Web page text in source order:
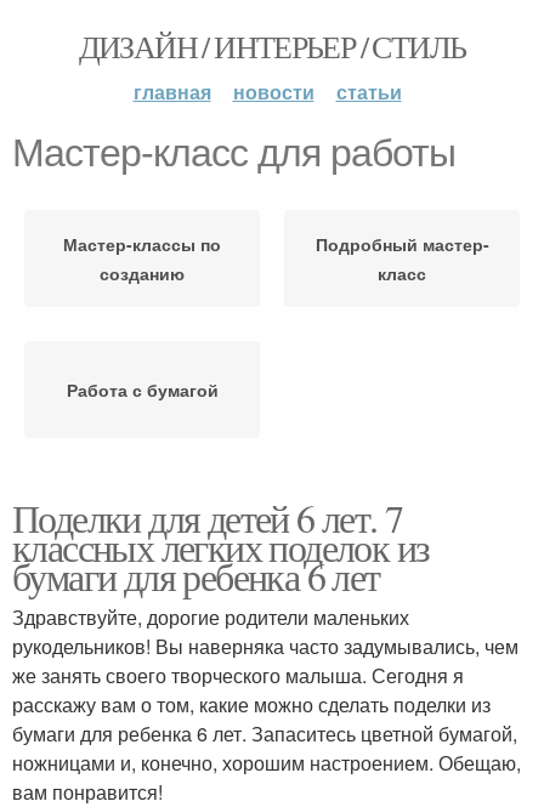
ДИЗАЙН / ИНТЕРЬЕР / СТИЛЬ
главная новости статьи
Мастер-класс для работы
Мастер-классы по
созданию
Подробный мастер-
класс
Работа с бумагой
Поделки для детей 6 лет. 7
классных легких поделок из
бумаги для ребенка 6 лет
Здравствуйте, дорогие родители маленьких
рукодельников! Вы наверняка часто задумывались, чем
же занять своего творческого малыша. Сегодня я
расскажу вам о том, какие можно сделать поделки из
бумаги для ребенка 6 лет. Запаситесь цветной бумагой,
ножницами и, конечно, хорошим настроением. Обещаю,
вам понравится!